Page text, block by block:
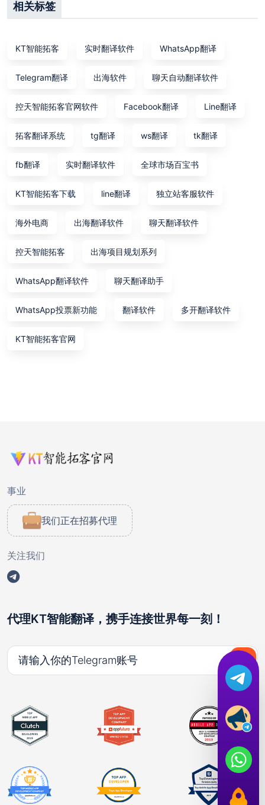
相关标签
KT智能拓客 实时翻译软件 WhatsApp翻译
Telegram翻译 出海软件 聊天自动翻译软件
控天智能拓客官网软件 Facebook翻译 Line翻译
拓客翻译系统 tg翻译 ws翻译 tk翻译
fb翻译 实时翻译软件 全球市场百宝书
KT智能拓客下载 line翻译 独立站客服软件
海外电商 出海翻译软件 聊天翻译软件
控天智能拓客 出海项目规划系列
WhatsApp翻译软件 聊天翻译助手
WhatsApp投票新功能 翻译软件 多开翻译软件
KT智能拓客官网
事业
我们正在招募代理
关注我们
代理KT智能翻译，携手连接世界每一刻！